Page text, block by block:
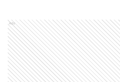
Ads